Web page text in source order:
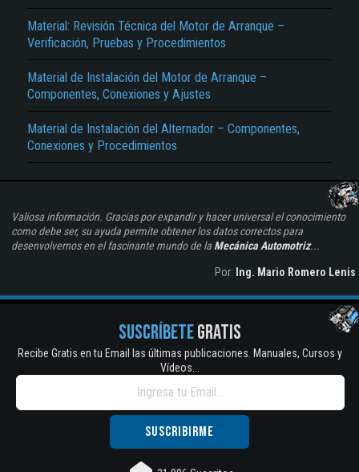
Material: Revisión Técnica del Motor de Arranque –
Verificación, Pruebas y Procedimientos
Material de Instalación del Motor de Arranque –
Componentes, Conexiones y Ajustes
Material de Instalación del Alternador – Componentes,
Conexiones y Procedimientos
Valiosa información. Gracias por expandir y hacer universal el conocimiento
como debe ser, su ayuda permite obtener los datos correctos para
desenvolvernos en el fascinante mundo de la Mecánica Automotriz...
Por: Ing. Mario Romero Lenis
SUSCRÍBETEGRATIS
Recibe Gratis en tu Email las últimas publicaciones. Manuales, Cursos y
Vídeos...